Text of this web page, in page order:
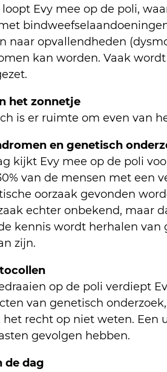
Evy mee op de poli,
naar opvallendheden
kan worden. Vaak
het zonnetje
is er ruimte om even van
en genetisch
kijkt Evy mee op de poli
van de mensen met een
oorzaak gevonden
echter onbekend, maar
kennis wordt herhalen van
zijn.
op de poli verdiept
van genetisch
recht op niet weten. Een
gevolgen hebben.
de dag